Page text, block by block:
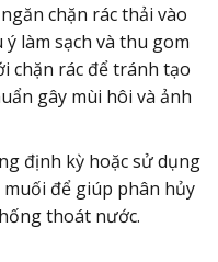
chặn rác thải vào
làm sạch và thu gom
chặn rác để tránh tạo
gây mùi hôi và ảnh
định kỳ hoặc sử dụng
để giúp phân hủy
thoát nước.